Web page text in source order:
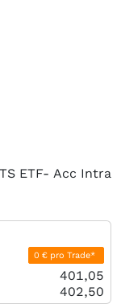
0 € pro Trade*
401,05
402,50